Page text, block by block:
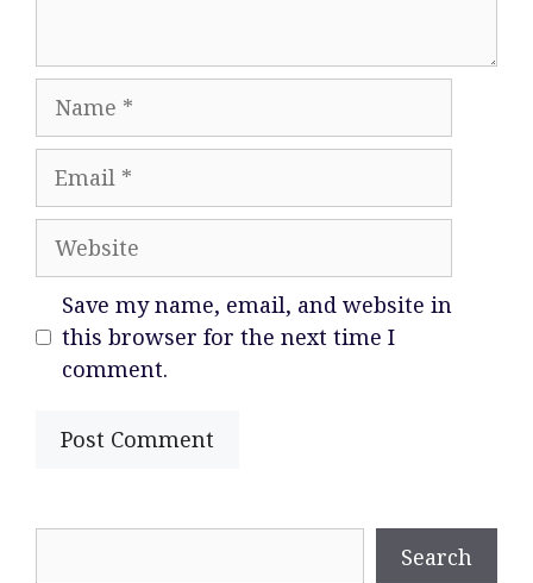
Website
Save my name, email, and website in
this browser for the next time I
comment.
Search